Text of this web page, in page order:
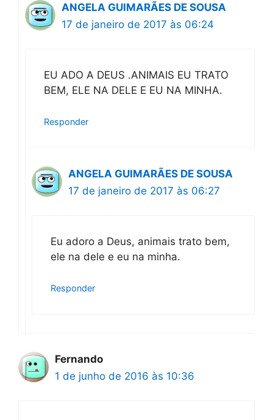
ANGELA GUIMARÃES DE SOUSA
17 de janeiro de 2017 às 06:24
EU ADO A DEUS .ANIMAIS EU TRATO
BEM, ELE NA DELE E EU NA MINHA.
Responder
ANGELA GUIMARÃES DE SOUSA
17 de janeiro de 2017 às 06:27
Eu adoro a Deus, animais trato bem,
ele na dele e eu na minha.
Responder
Fernando
1 de junho de 2016 às 10:36